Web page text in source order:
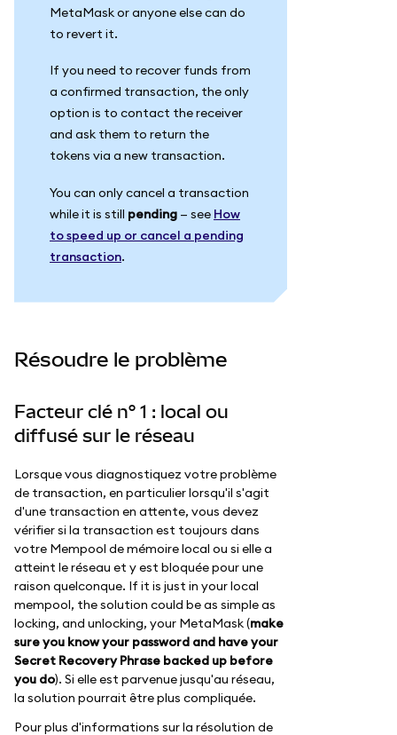
MetaMask or anyone else can do
to revert it.
If you need to recover funds from
a confirmed transaction, the only
option is to contact the receiver
and ask them to return the
tokens via a new transaction.
You can only cancel a transaction
while it is still pending — see How
to speed up or cancel a pending
transaction.
Résoudre le problème
Facteur clé n° 1 : local ou
diffusé sur le réseau
Lorsque vous diagnostiquez votre problème
de transaction, en particulier lorsqu'il s'agit
d'une transaction en attente, vous devez
vérifier si la transaction est toujours dans
votre Mempool de mémoire local ou si elle a
atteint le réseau et y est bloquée pour une
raison quelconque. If it is just in your local
mempool, the solution could be as simple as
locking, and unlocking, your MetaMask (make
sure you know your password and have your
Secret Recovery Phrase backed up before
you do). Si elle est parvenue jusqu'au réseau,
la solution pourrait être plus compliquée.
Pour plus d'informations sur la résolution de